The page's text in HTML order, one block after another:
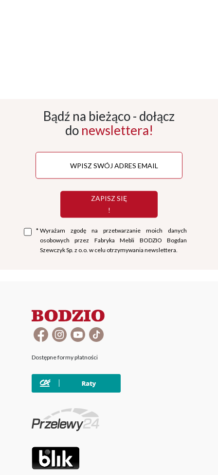
Bądź na bieżąco - dołącz
do newslettera!
ZAPISZ SIĘ
!
* Wyrażam zgodę na przetwarzanie moich danych
osobowych przez Fabryka Mebli BODZIO Bogdan
Szewczyk Sp. z o.o. w celu otrzymywania newslettera.
Dostępne formy płatności